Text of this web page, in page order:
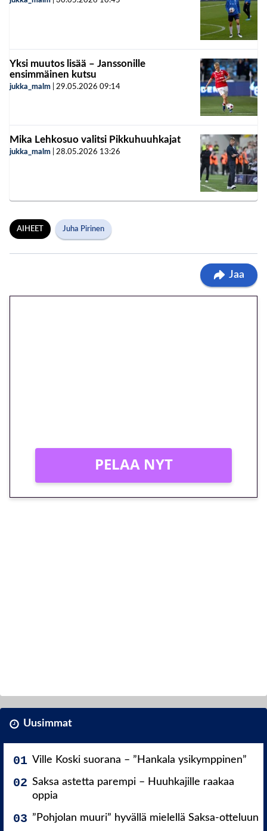
Yksi muutos lisää – Janssonille
ensimmäinen kutsu
jukka_malm 29.05.2026 09:14
Mika Lehkosuo valitsi Pikkuhuuhkajat
jukka_malm 28.05.2026 13:26
AIHEET Juha Pirinen
Jaa
PELAA NYT
Uusimmat
Ville Koski suorana – ”Hankala ysikymppinen”
Saksa astetta parempi – Huuhkajille raakaa
oppia
”Pohjolan muuri” hyvällä mielellä Saksa-otteluun